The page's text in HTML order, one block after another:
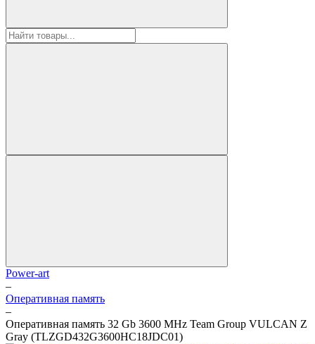
Power-art
–
Оперативная память
–
Оперативная память 32 Gb 3600 MHz Team Group VULCAN Z
Gray (TLZGD432G3600HC18JDC01)